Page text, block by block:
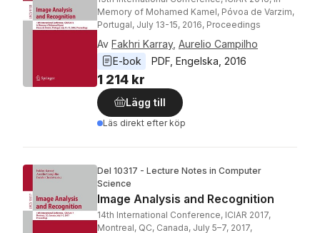
Memory of Mohamed Kamel, Póvoa de Varzim,
Portugal, July 13-15, 2016, Proceedings
Av Fakhri Karray, Aurelio Campilho
E-bok
PDF Engelska 2016
1 214 kr
Lägg till
Läs direkt efter köp
Del 10317 - Lecture Notes in Computer
Science
Image Analysis and Recognition
14th International Conference, ICIAR 2017,
Montreal, QC, Canada, July 5–7, 2017,